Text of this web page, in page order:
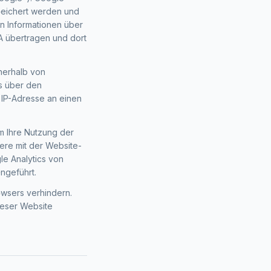
werden und
Informationen über
übertragen und dort
von
über den
Adresse an einen
Ihre Nutzung der
mit der Website-
Analytics von
verhindern.
Website